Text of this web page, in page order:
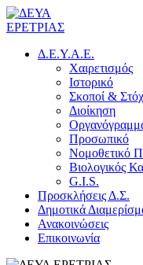
Δ.Ε.Υ.Α.Ε.
Χαιρετισμός
Ιστορικό
Σκοποί &
Διοίκηση
Προσωπικό
Νομοθετικό
Βιολογικός
G.I.S.
Προσκλήσεις Δ.Σ.
Δημοτικά
Ανακοινώσεις
Επικοινωνία